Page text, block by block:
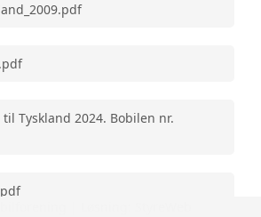
Tyskland 2024. Bobilen nr.